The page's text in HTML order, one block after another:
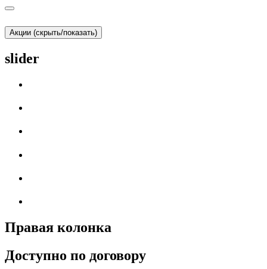
Акции (скрыть/показать)
slider
Правая колонка
Доступно по договору